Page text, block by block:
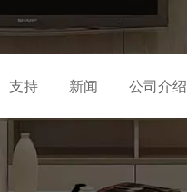
支持 新闻 公司介绍